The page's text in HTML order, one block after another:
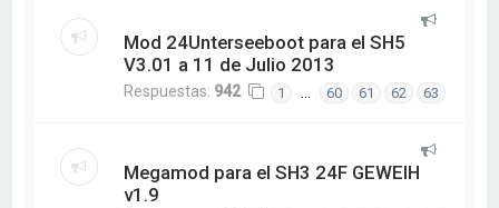
Mod 24Unterseeboot para el SH5
V3.01 a 11 de Julio 2013
Respuestas: 942 1 … 60 61 62 63
Megamod para el SH3 24F GEWEIH
v1.9